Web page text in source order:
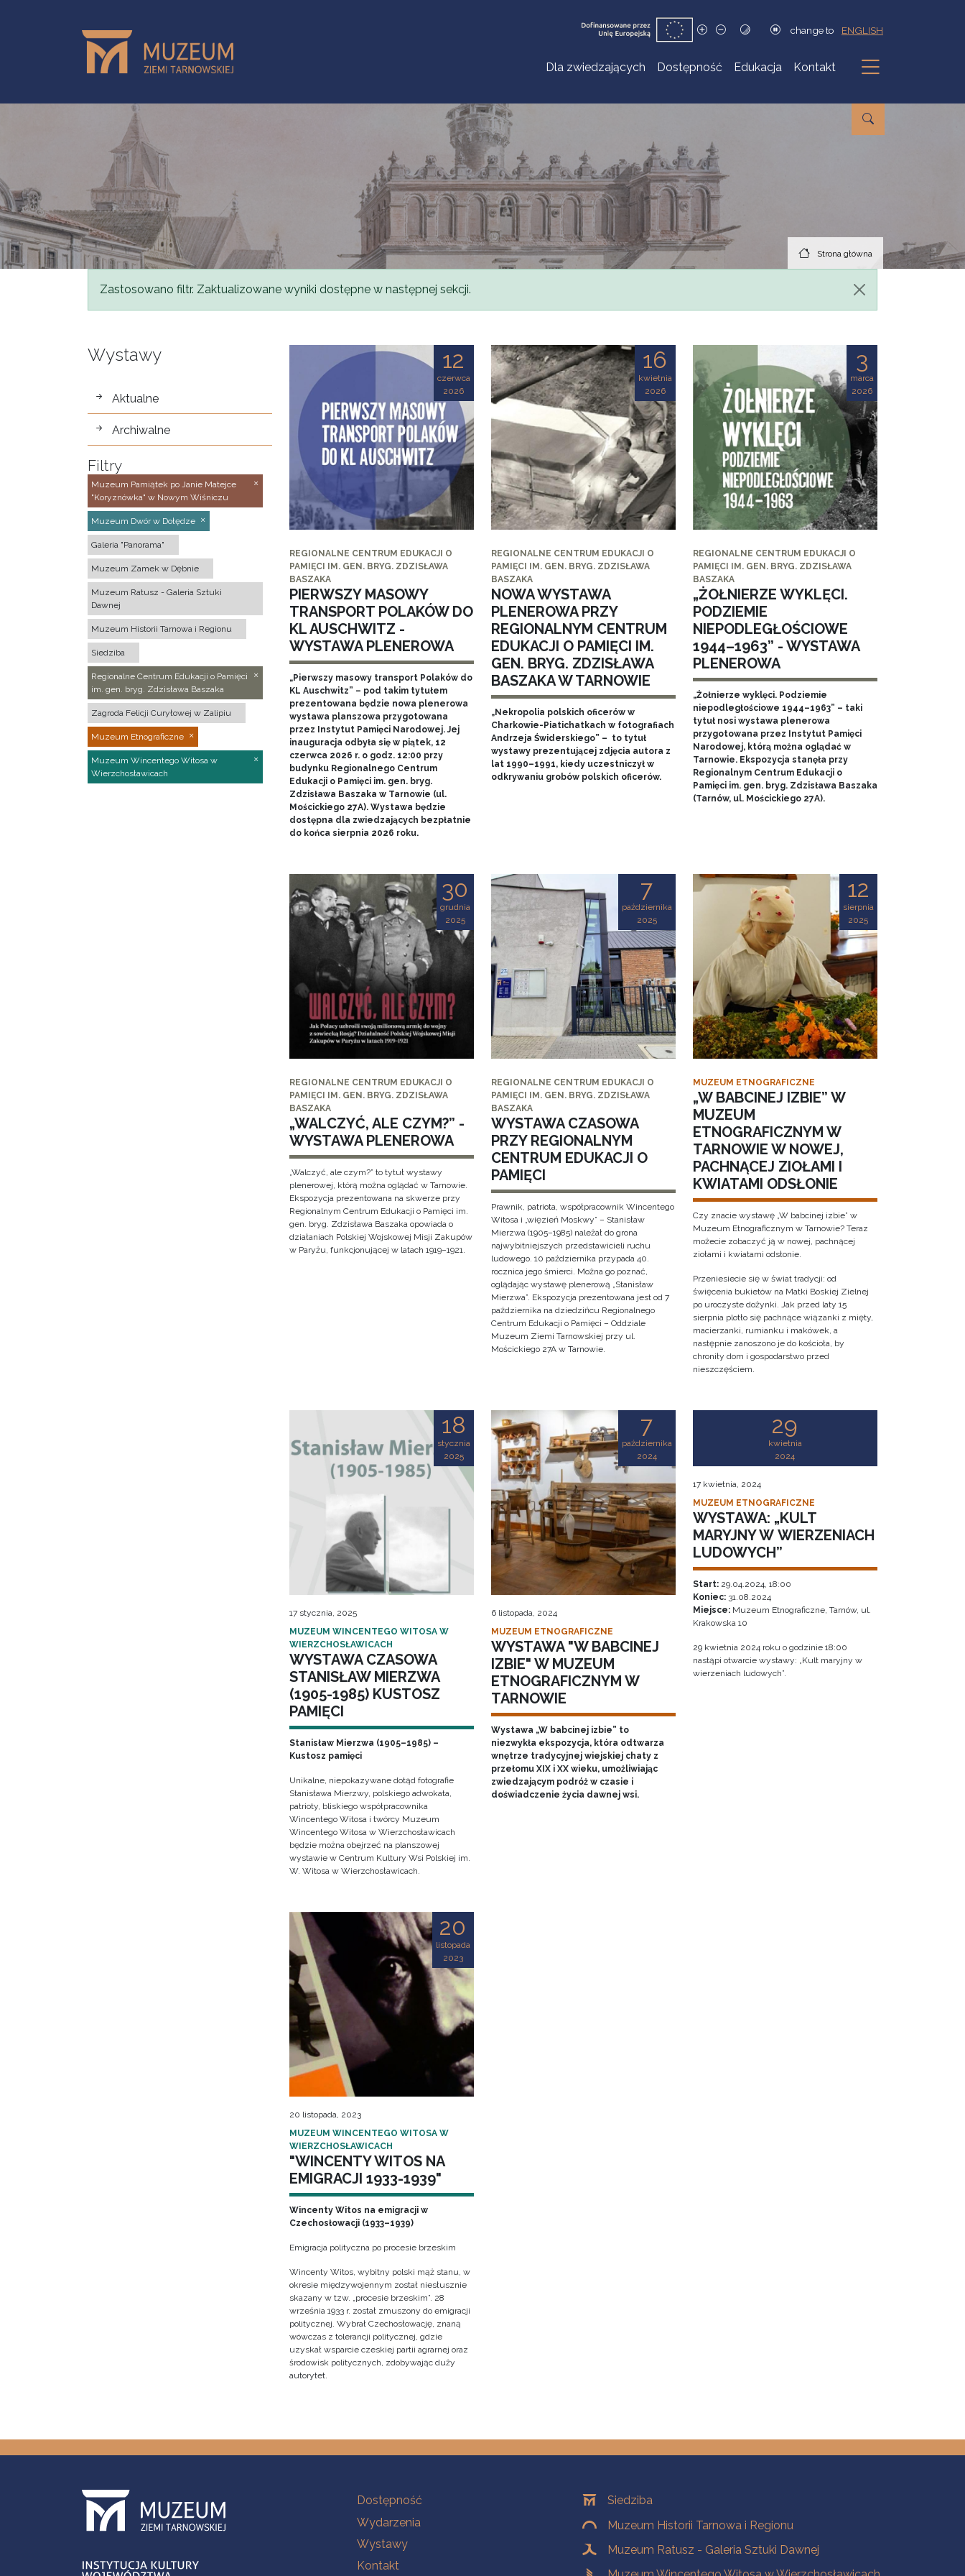
change to ENGLISH
Dla zwiedzających Dostępność Edukacja Kontakt
Podmenu
Strona główna
Komunikat
Zastosowano filtr. Zaktualizowane wyniki dostępne w następnej sekcji.
Wystawy
wystawy
Aktualne
Archiwalne
Filtry
Muzeum Pamiątek po Janie Matejce
"Koryznówka" w Nowym Wiśniczu
Muzeum Dwór w Dołędze
Galeria "Panorama"
Muzeum Zamek w Dębnie
Muzeum Ratusz - Galeria Sztuki
Dawnej
Muzeum Historii Tarnowa i Regionu
Siedziba
Regionalne Centrum Edukacji o Pamięci
im. gen. bryg. Zdzisława Baszaka
Zagroda Felicji Curyłowej w Zalipiu
Muzeum Etnograficzne
Muzeum Wincentego Witosa w
Wierzchosławicach
12
czerwca
2026
REGIONALNE CENTRUM EDUKACJI O
PAMIĘCI IM. GEN. BRYG. ZDZISŁAWA
BASZAKA
PIERWSZY MASOWY
TRANSPORT POLAKÓW DO
KL AUSCHWITZ -
WYSTAWA PLENEROWA
„Pierwszy masowy transport Polaków do
KL Auschwitz” – pod takim tytułem
prezentowana będzie nowa plenerowa
wystawa planszowa przygotowana
przez Instytut Pamięci Narodowej. Jej
inauguracja odbyła się w piątek, 12
czerwca 2026 r. o godz. 12:00 przy
budynku Regionalnego Centrum
Edukacji o Pamięci im. gen. bryg.
Zdzisława Baszaka w Tarnowie (ul.
Mościckiego 27A). Wystawa będzie
dostępna dla zwiedzających bezpłatnie
do końca sierpnia 2026 roku.
16
kwietnia
2026
REGIONALNE CENTRUM EDUKACJI O
PAMIĘCI IM. GEN. BRYG. ZDZISŁAWA
BASZAKA
NOWA WYSTAWA
PLENEROWA PRZY
REGIONALNYM CENTRUM
EDUKACJI O PAMIĘCI IM.
GEN. BRYG. ZDZISŁAWA
BASZAKA W TARNOWIE
„Nekropolia polskich oficerów w
Charkowie-Piatichatkach w fotografiach
Andrzeja Świderskiego” – to tytuł
wystawy prezentującej zdjęcia autora z
lat 1990–1991, kiedy uczestniczył w
odkrywaniu grobów polskich oficerów.
3
marca
2026
REGIONALNE CENTRUM EDUKACJI O
PAMIĘCI IM. GEN. BRYG. ZDZISŁAWA
BASZAKA
„ŻOŁNIERZE WYKLĘCI.
PODZIEMIE
NIEPODLEGŁOŚCIOWE
1944–1963” - WYSTAWA
PLENEROWA
„Żołnierze wyklęci. Podziemie
niepodległościowe 1944–1963” – taki
tytuł nosi wystawa plenerowa
przygotowana przez Instytut Pamięci
Narodowej, którą można oglądać w
Tarnowie. Ekspozycja stanęła przy
Regionalnym Centrum Edukacji o
Pamięci im. gen. bryg. Zdzisława Baszaka
(Tarnów, ul. Mościckiego 27A).
30
grudnia
2025
REGIONALNE CENTRUM EDUKACJI O
PAMIĘCI IM. GEN. BRYG. ZDZISŁAWA
BASZAKA
„WALCZYĆ, ALE CZYM?” -
WYSTAWA PLENEROWA
„Walczyć, ale czym?” to tytuł wystawy
plenerowej, którą można oglądać w Tarnowie.
Ekspozycja prezentowana na skwerze przy
Regionalnym Centrum Edukacji o Pamięci im.
gen. bryg. Zdzisława Baszaka opowiada o
działaniach Polskiej Wojskowej Misji Zakupów
w Paryżu, funkcjonującej w latach 1919–1921.
7
października
2025
REGIONALNE CENTRUM EDUKACJI O
PAMIĘCI IM. GEN. BRYG. ZDZISŁAWA
BASZAKA
WYSTAWA CZASOWA
PRZY REGIONALNYM
CENTRUM EDUKACJI O
PAMIĘCI
Prawnik, patriota, współpracownik Wincentego
Witosa i „więzień Moskwy” – Stanisław
Mierzwa (1905–1985) należał do grona
najwybitniejszych przedstawicieli ruchu
ludowego. 10 października przypada 40.
rocznica jego śmierci. Można go poznać,
oglądając wystawę plenerową „Stanisław
Mierzwa”. Ekspozycja prezentowana jest od 7
października na dziedzińcu Regionalnego
Centrum Edukacji o Pamięci – Oddziale
Muzeum Ziemi Tarnowskiej przy ul.
Mościckiego 27A w Tarnowie.
12
sierpnia
2025
MUZEUM ETNOGRAFICZNE
„W BABCINEJ IZBIE” W
MUZEUM
ETNOGRAFICZNYM W
TARNOWIE W NOWEJ,
PACHNĄCEJ ZIOŁAMI I
KWIATAMI ODSŁONIE
Czy znacie wystawę „W babcinej izbie” w
Muzeum Etnograficznym w Tarnowie? Teraz
możecie zobaczyć ją w nowej, pachnącej
ziołami i kwiatami odsłonie.
Przeniesiecie się w świat tradycji: od
święcenia bukietów na Matki Boskiej Zielnej
po uroczyste dożynki. Jak przed laty 15
sierpnia plotło się pachnące wiązanki z mięty,
macierzanki, rumianku i makówek, a
następnie zanoszono je do kościoła, by
chroniły dom i gospodarstwo przed
nieszczęściem.
18
stycznia
2025
17 stycznia, 2025
MUZEUM WINCENTEGO WITOSA W
WIERZCHOSŁAWICACH
WYSTAWA CZASOWA
STANISŁAW MIERZWA
(1905-1985) KUSTOSZ
PAMIĘCI
Stanisław Mierzwa (1905–1985) –
Kustosz pamięci
Unikalne, niepokazywane dotąd fotografie
Stanisława Mierzwy, polskiego adwokata,
patrioty, bliskiego współpracownika
Wincentego Witosa i twórcy Muzeum
Wincentego Witosa w Wierzchosławicach
będzie można obejrzeć na planszowej
wystawie w Centrum Kultury Wsi Polskiej im.
W. Witosa w Wierzchosławicach.
7
października
2024
6 listopada, 2024
MUZEUM ETNOGRAFICZNE
WYSTAWA "W BABCINEJ
IZBIE" W MUZEUM
ETNOGRAFICZNYM W
TARNOWIE
Wystawa „W babcinej izbie” to
niezwykła ekspozycja, która odtwarza
wnętrze tradycyjnej wiejskiej chaty z
przełomu XIX i XX wieku, umożliwiając
zwiedzającym podróż w czasie i
doświadczenie życia dawnej wsi.
29
kwietnia
2024
17 kwietnia, 2024
MUZEUM ETNOGRAFICZNE
WYSTAWA: „KULT
MARYJNY W WIERZENIACH
LUDOWYCH”
Start:29.04.2024, 18:00
Koniec:31.08.2024
Miejsce:Muzeum Etnograficzne, Tarnów, ul.
Krakowska 10
29 kwietnia 2024 roku o godzinie 18:00
nastąpi otwarcie wystawy: „Kult maryjny w
wierzeniach ludowych”.
20
listopada
2023
20 listopada, 2023
MUZEUM WINCENTEGO WITOSA W
WIERZCHOSŁAWICACH
"WINCENTY WITOS NA
EMIGRACJI 1933-1939"
Wincenty Witos na emigracji w
Czechosłowacji (1933–1939)
Emigracja polityczna po procesie brzeskim
Wincenty Witos, wybitny polski mąż stanu, w
okresie międzywojennym został niesłusznie
skazany w tzw. „procesie brzeskim”. 28
września 1933 r. został zmuszony do emigracji
politycznej. Wybrał Czechosłowację, znaną
wówczas z tolerancji politycznej, gdzie
uzyskał wsparcie czeskiej partii agrarnej oraz
środowisk politycznych, zdobywając duży
autorytet.
Na skróty
Dostępność
Wydarzenia
Wystawy
Kontakt
OddziałySiedziba
Muzeum Historii Tarnowa i Regionu
Muzeum Ratusz - Galeria Sztuki Dawnej